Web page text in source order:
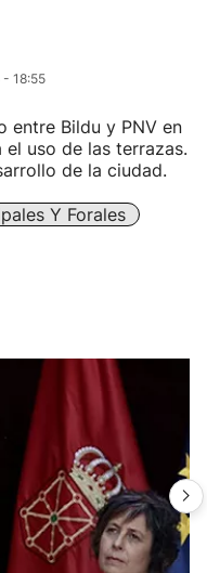
18:55
entre Bildu y PNV en
uso de las terrazas.
de la ciudad.
Y Forales